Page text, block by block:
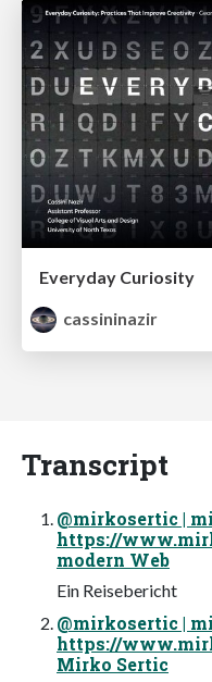
Everyday Curiosity
cassininazir
Transcript
@mirkosertic |
https://
modern Web
Ein Reisebericht
@mirkosertic |
https://
Mirko Sertic